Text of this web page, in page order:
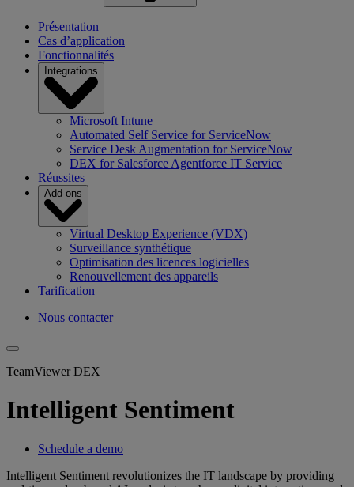
Présentation
Cas d’application
Fonctionnalités
Integrations
Microsoft Intune
Automated Self Service for ServiceNow
Service Desk Augmentation for ServiceNow
DEX for Salesforce Agentforce IT Service
Réussites
Add-ons
Virtual Desktop Experience (VDX)
Surveillance synthétique
Optimisation des licences logicielles
Renouvellement des appareils
Tarification
Nous contacter
TeamViewer DEX
Intelligent Sentiment
Schedule a demo
Intelligent Sentiment revolutionizes the IT landscape by providing